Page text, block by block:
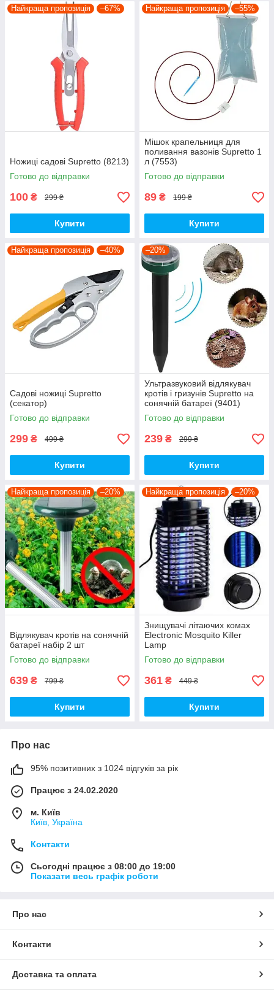
Найкраща пропозиція –67%
Ножиці садові Supretto (8213)
Готово до відправки
100 ₴ 299 ₴
Купити
Найкраща пропозиція –55%
Мішок крапельниця для
поливання вазонів Supretto 1
л (7553)
Готово до відправки
89 ₴ 199 ₴
Купити
Найкраща пропозиція –40%
Садові ножиці Supretto
(секатор)
Готово до відправки
299 ₴ 499 ₴
Купити
–20%
Ультразвуковий відлякувач
кротів і гризунів Supretto на
сонячній батареї (9401)
Готово до відправки
239 ₴ 299 ₴
Купити
Найкраща пропозиція –20%
Відлякувач кротів на сонячній
батареї набір 2 шт
Готово до відправки
639 ₴ 799 ₴
Купити
Найкраща пропозиція –20%
Знищувачі літаючих комах
Electronic Mosquito Killer
Lamp
Готово до відправки
361 ₴ 449 ₴
Купити
Про нас
95% позитивних з 1024 відгуків за рік
Працює з 24.02.2020
м. Київ
Київ, Україна
Контакти
Сьогодні працює з 08:00 до 19:00
Показати весь графік роботи
Про нас
Контакти
Доставка та оплата